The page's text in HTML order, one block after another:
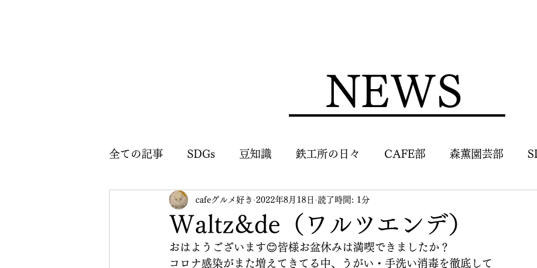
NEWS
全ての記事 SDGs 豆知識 鉄工所の日々 CAFE部 森薫園芸部
森薫広報部のお知らせ
Waltz&de（ワルツエンデ）
cafeグルメ好き 2022年8月18日 読了時間: 1分
おはようございます😊皆様お盆休みは満喫できましたか？
コロナ感染がまた増えてきてる中、うがい・手洗い消毒を徹底して